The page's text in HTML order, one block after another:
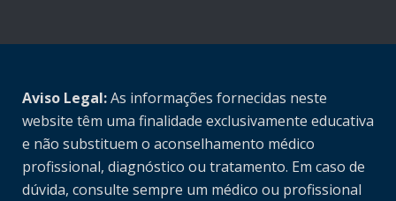
Aviso Legal:As informações fornecidas neste
website têm uma finalidade exclusivamente educativa
e não substituem o aconselhamento médico
profissional, diagnóstico ou tratamento. Em caso de
dúvida, consulte sempre um médico ou profissional